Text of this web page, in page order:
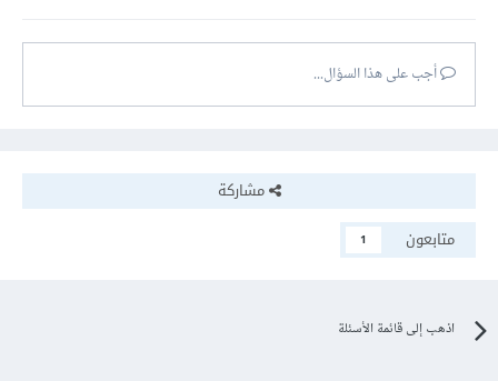
أجب على هذا السؤال...
مشاركة
متابعون
1
اذهب إلى قائمة الأسئلة